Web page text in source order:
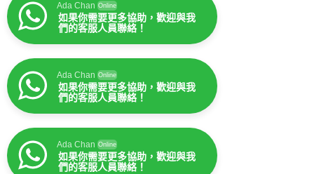
Ada Chan Online
如果你需要更多協助，歡迎與我
們的客服人員聯絡！
Ada Chan Online
如果你需要更多協助，歡迎與我
們的客服人員聯絡！
Ada Chan Online
如果你需要更多協助，歡迎與我
們的客服人員聯絡！